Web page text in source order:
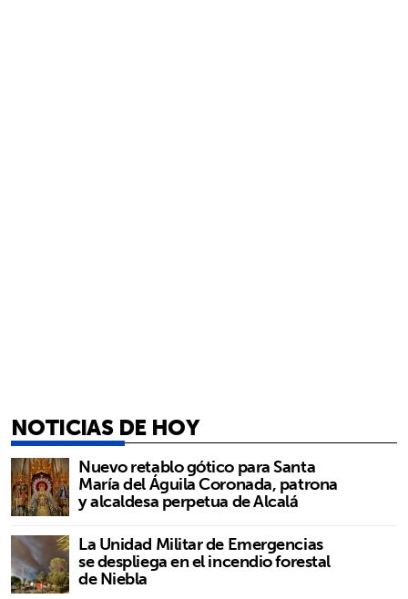
NOTICIAS DE HOY
Nuevo retablo gótico para Santa
María del Águila Coronada, patrona
y alcaldesa perpetua de Alcalá
La Unidad Militar de Emergencias
se despliega en el incendio forestal
de Niebla